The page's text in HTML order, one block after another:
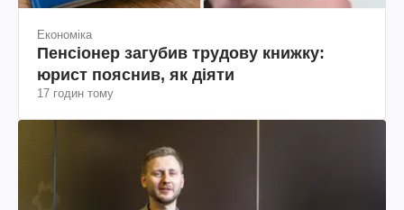
Економіка
Пенсіонер загубив трудову книжку:
юрист пояснив, як діяти
17 годин тому